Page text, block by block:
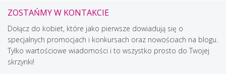
ZOSTAŃMY W KONTAKCIE
Dołącz do kobiet, które jako pierwsze dowiadują się o
specjalnych promocjach i konkursach oraz nowościach na blogu.
Tylko wartościowe wiadomości i to wszystko prosto do Twojej
skrzynki!